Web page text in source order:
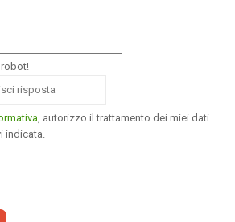
, autorizzo il trattamento dei miei dati
indicata.